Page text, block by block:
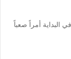
البداية أمراً صعباً